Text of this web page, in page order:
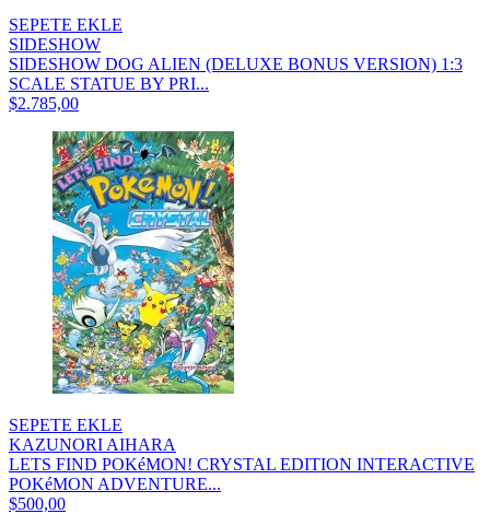
SEPETE EKLE
SIDESHOW
SIDESHOW DOG ALIEN (DELUXE BONUS VERSION) 1:3
SCALE STATUE BY PRI...
$2.785,00
SEPETE EKLE
KAZUNORI AIHARA
LETS FIND POKéMON! CRYSTAL EDITION INTERACTIVE
POKéMON ADVENTURE...
$500,00